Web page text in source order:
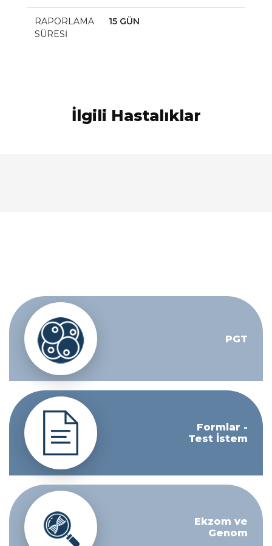
RAPORLAMA
SÜRESİ
15 GÜN
İlgili Hastalıklar
PGT
Formlar -
Test İstem
Ekzom ve
Genom